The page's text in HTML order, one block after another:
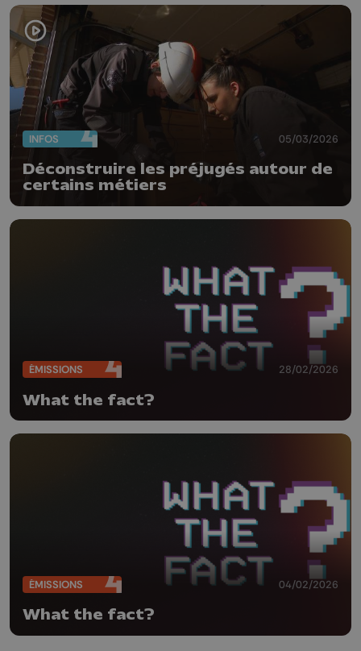
INFOS 05/03/2026
Déconstruire les préjugés autour de
certains métiers
ÉMISSIONS 28/02/2026
What the fact?
ÉMISSIONS 04/02/2026
What the fact?